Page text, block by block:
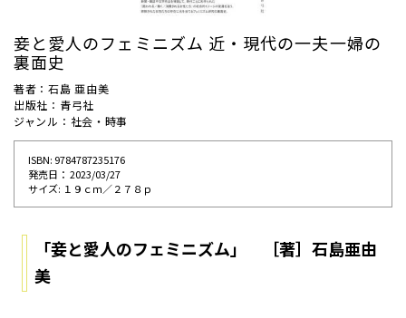
妾と愛人のフェミニズム 近・現代の一夫一婦の
裏面史
著者：石島 亜由美
出版社：青弓社
ジャンル：社会・時事
ISBN: 9784787235176
発売⽇： 2023/03/27
サイズ: １９ｃｍ／２７８ｐ
「妾と愛人のフェミニズム」 ［著］石島亜由
美